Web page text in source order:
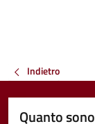
Indietro
Quanto